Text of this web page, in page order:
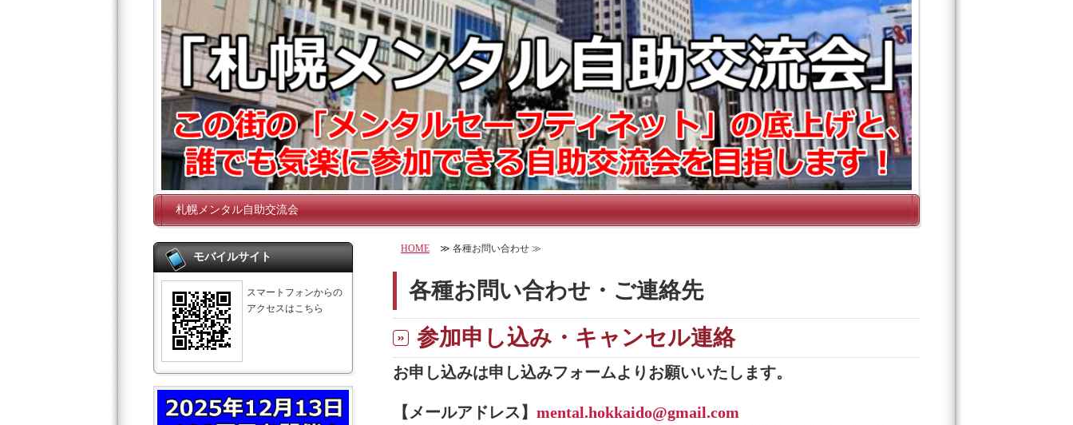
札幌メンタル自助交流会
HOME ≫ 各種お問い合わせ ≫
各種お問い合わせ・ご連絡先
参加申し込み・キャンセル連絡
お申し込みは申し込みフォームよりお願いいたします。
【メールアドレス】 mental.hokkaido@gmail.com
モバイルサイト
スマートフォンからの
アクセスはこちら